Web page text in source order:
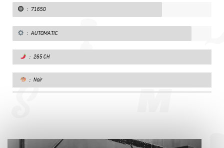
: 71650
: AUTOMATIC
: 265 CH
: Noir